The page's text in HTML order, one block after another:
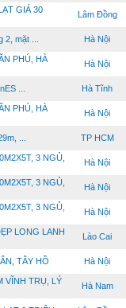
GIÁ 30
Lâm Đồng
mặt ... Hà Nội
PHÚ, HÀ
Hà Nội
... Hà Tĩnh
PHÚ, HÀ
Hà Nội
... TP HCM
3 NGỦ,
Hà Nội
3 NGỦ,
Hà Nội
3 NGỦ,
Hà Nội
LONG LANH
Lào Cai
TÂY HỒ Hà Nội
VĨNH TRỤ, LÝ
Hà Nam